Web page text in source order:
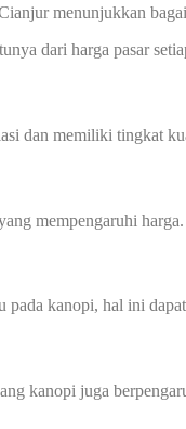
menunjukkan
dari harga pasar
dan memiliki tingkat
mempengaruhi harga.
kanopi, hal ini
kanopi juga